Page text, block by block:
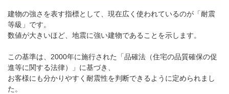
建物の強さを表す指標として、現在広く使われているのが「耐震
等級」です。
数値が大きいほど、地震に強い建物であることを示します。
この基準は、2000年に施行された「品確法（住宅の品質確保の促
進等に関する法律）」に基づき、
お客様にも分かりやすく耐震性を判断できるように定められまし
た。